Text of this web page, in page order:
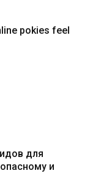
pokies feel
для
и